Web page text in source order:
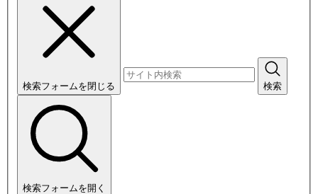
検索フォームを閉じる 検索
検索フォームを開く